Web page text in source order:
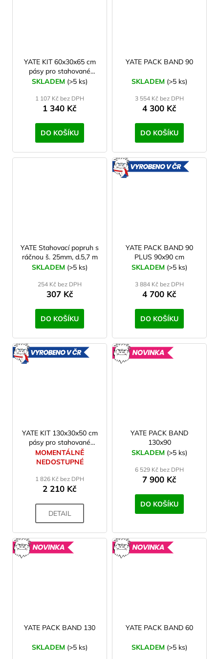
YATE KIT 60x30x65 cm
pásy pro stahované
terčovnice
SKLADEM (>5 ks)
1 107 Kč bez DPH
1 340 Kč
DO KOŠÍKU
YATE PACK BAND 90
SKLADEM (>5 ks)
3 554 Kč bez DPH
4 300 Kč
DO KOŠÍKU
YATE Stahovací popruh s
ráčnou š. 25mm, d.5,7 m
SKLADEM (>5 ks)
254 Kč bez DPH
307 Kč
DO KOŠÍKU
YATE PACK BAND 90
PLUS 90x90 cm
SKLADEM (>5 ks)
3 884 Kč bez DPH
4 700 Kč
DO KOŠÍKU
VYROBENO
YATE KIT 130x30x50 cm
pásy pro stahované
terčovnice
MOMENTÁLNĚ
NEDOSTUPNÉ
1 826 Kč bez DPH
2 210 Kč
DETAIL
YATE PACK BAND
130x90
SKLADEM (>5 ks)
6 529 Kč bez DPH
7 900 Kč
DO KOŠÍKU
NOVINKA
YATE PACK BAND 130
SKLADEM (>5 ks)
YATE PACK BAND 60
SKLADEM (>5 ks)